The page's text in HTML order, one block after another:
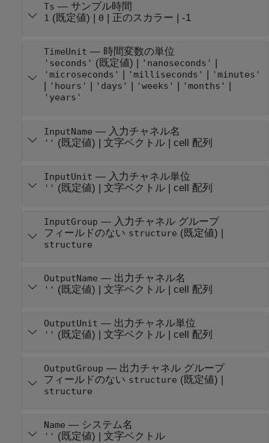
Ts — サンプル時間
1 (既定値) | 0 正のスカラー -1
TimeUnit — 時間変数の単位
'seconds' (既定値) | 'nanoseconds'
'microseconds' 'milliseconds' 'minutes'
'hours' 'days' 'weeks' 'months'
'years'
InputName — 入力チャネル名
'' (既定値) | 文字ベクトル| cell 配列
InputUnit — 入力チャネル単位
'' (既定値) | 文字ベクトル| cell 配列
InputGroup — 入力チャネル グループ
フィールドのない structure (既定値) |
structure
OutputName — 出力チャネル名
'' (既定値) | 文字ベクトル| cell 配列
OutputUnit — 出力チャネル単位
'' (既定値) | 文字ベクトル| cell 配列
OutputGroup — 出力チャネル グループ
フィールドのない structure (既定値) |
structure
Name — システム名
'' (既定値) | 文字ベクトル